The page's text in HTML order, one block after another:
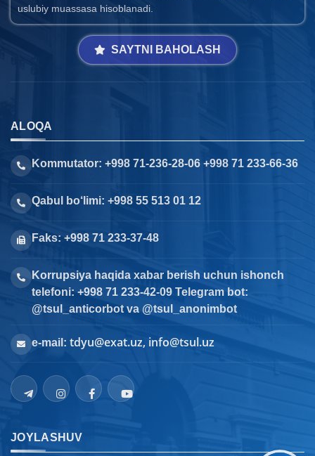
uslubiy muassasa hisoblanadi.
SAYTNI BAHOLASH
ALOQA
Kommutator: +998 71-236-28-06 +998 71 233-66-36
Qabul bo‘limi: +998 55 513 01 12
Faks: +998 71 233-37-48
Korrupsiya haqida xabar berish uchun ishonch
telefoni: +998 71 233-42-09 Telegram bot:
@tsul_anticorbot va @tsul_anonimbot
e-mail: tdyu@exat.uz, info@tsul.uz
JOYLASHUV